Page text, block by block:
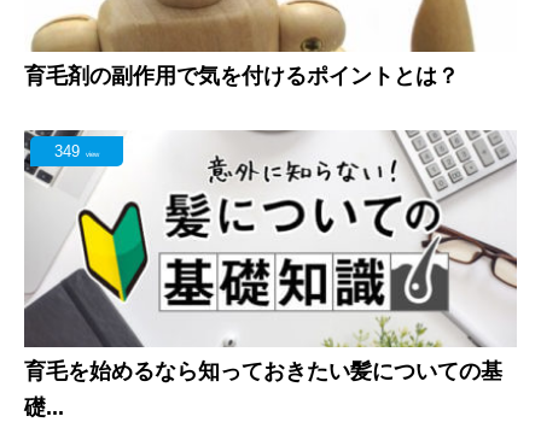
育毛剤の副作用で気を付けるポイントとは？
349 view
育毛を始めるなら知っておきたい髪についての基
礎...